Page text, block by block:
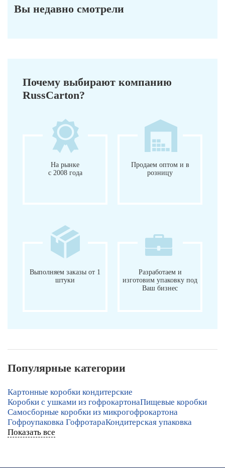
Вы недавно смотрели
Почему выбирают компанию
RussCarton?
На рынке
с 2008 года
Продаем оптом и в
розницу
Выполняем заказы от 1
штуки
Разработаем и
изготовим упаковку под
Ваш бизнес
Популярные категории
Картонные коробки кондитерские
Коробки с ушками из гофрокартонаПищевые коробки
Самосборные коробки из микрогофрокартона
Гофроупаковка ГофротараКондитерская упаковка
Показать все